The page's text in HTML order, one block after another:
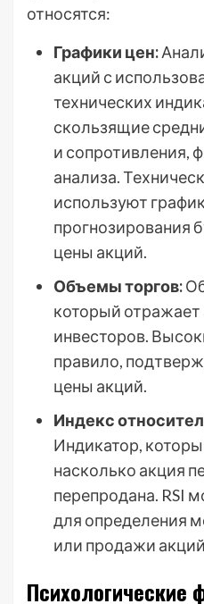
относятся:
Графики цен:
акций с
технических
скользящие
и сопротивления,
анализа.
используют
прогнозирования
цены акций.
Объемы торгов:
который отражает
инвесторов.
правило,
цены акций.
Индекс
Индикатор,
насколько акция
перепродана. RSI
для определения
или продажи
Психологические